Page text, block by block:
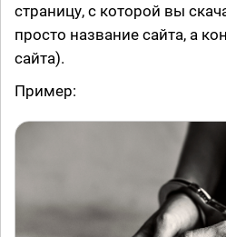
страницу, с которой вы
просто название сайта, а
сайта).
Пример: